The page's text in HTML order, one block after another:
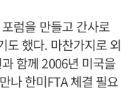
럼을 만들고 간사로
도 했다. 마찬가지로 외
함께 2006년 미국을
나 한미FTA 체결 필요